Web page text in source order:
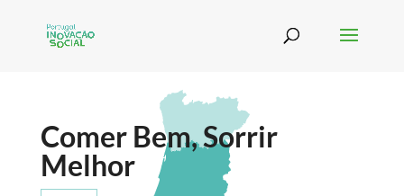
Comer Bem, Sorrir
Melhor